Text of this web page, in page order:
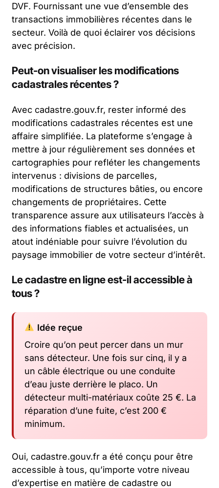
DVF. Fournissant une vue d’ensemble des
transactions immobilières récentes dans le
secteur. Voilà de quoi éclairer vos décisions
avec précision.
Peut-on visualiser les modifications
cadastrales récentes ?
Avec cadastre.gouv.fr, rester informé des
modifications cadastrales récentes est une
affaire simplifiée. La plateforme s’engage à
mettre à jour régulièrement ses données et
cartographies pour refléter les changements
intervenus : divisions de parcelles,
modifications de structures bâties, ou encore
changements de propriétaires. Cette
transparence assure aux utilisateurs l’accès à
des informations fiables et actualisées, un
atout indéniable pour suivre l’évolution du
paysage immobilier de votre secteur d’intérêt.
Le cadastre en ligne est-il accessible à
tous ?
Idée reçue
Croire qu’on peut percer dans un mur
sans détecteur. Une fois sur cinq, il y a
un câble électrique ou une conduite
d’eau juste derrière le placo. Un
détecteur multi-matériaux coûte 25 €. La
réparation d’une fuite, c’est 200 €
minimum.
Oui, cadastre.gouv.fr a été conçu pour être
accessible à tous, qu’importe votre niveau
d’expertise en matière de cadastre ou